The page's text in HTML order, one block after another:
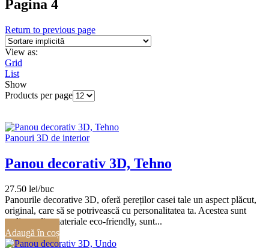
Pagina 4
Return to previous page
View as:
Grid
List
Show
Products per page
Panouri 3D de interior
Panou decorativ 3D, Tehno
27.50 lei
Panourile decorative 3D, oferă pereților casei tale un aspect plăcut,
original, care să se potrivească cu personalitatea ta. Acestea sunt
realizate din materiale eco-friendly, sunt...
Adaugă în coș